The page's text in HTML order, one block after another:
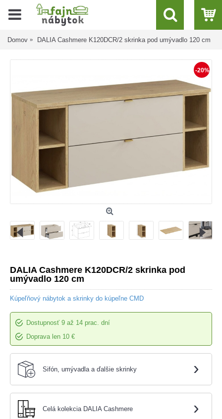
Domov DALIA Cashmere K120DCR/2 skrinka pod umývadlo 120 cm
-20%
DALIA Cashmere K120DCR/2 skrinka pod
umývadlo 120 cm
Kúpeľňový nábytok a skrinky do kúpeľne CMD
Dostupnosť 9 až 14 prac. dní
Doprava len 10 €
Sifón, umývadla a ďalšie skrinky ›
Celá kolekcia DALIA Cashmere ›